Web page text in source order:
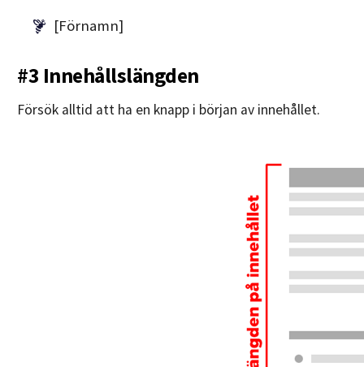
[Förnamn]
#3 Innehållslängden
Försök alltid att ha en knapp i början av innehållet.